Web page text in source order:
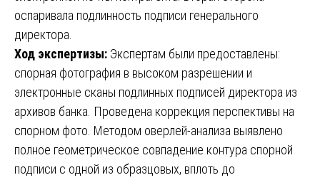
оспаривала подлинность подписи генерального
директора.
Ход экспертизы: Экспертам были предоставлены:
спорная фотография в высоком разрешении и
электронные сканы подлинных подписей директора из
архивов банка. Проведена коррекция перспективы на
спорном фото. Методом оверлей-анализа выявлено
полное геометрическое совпадение контура спорной
подписи с одной из образцовых, вплоть до